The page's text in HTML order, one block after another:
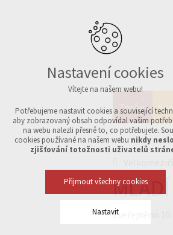
Zprávy
Zveřejněno 10.
Nastavení cookies
Vítejte na našem webu!
Potřebujeme nastavit cookies a související
aby zobrazovaný obsah odpovídal vašim
na webu nalezli přesně to, co potřebujete.
cookies používané na našem webu nikdy
zjišťování totožnosti uživatelů
Přijmout všechny cookies
Nastavit